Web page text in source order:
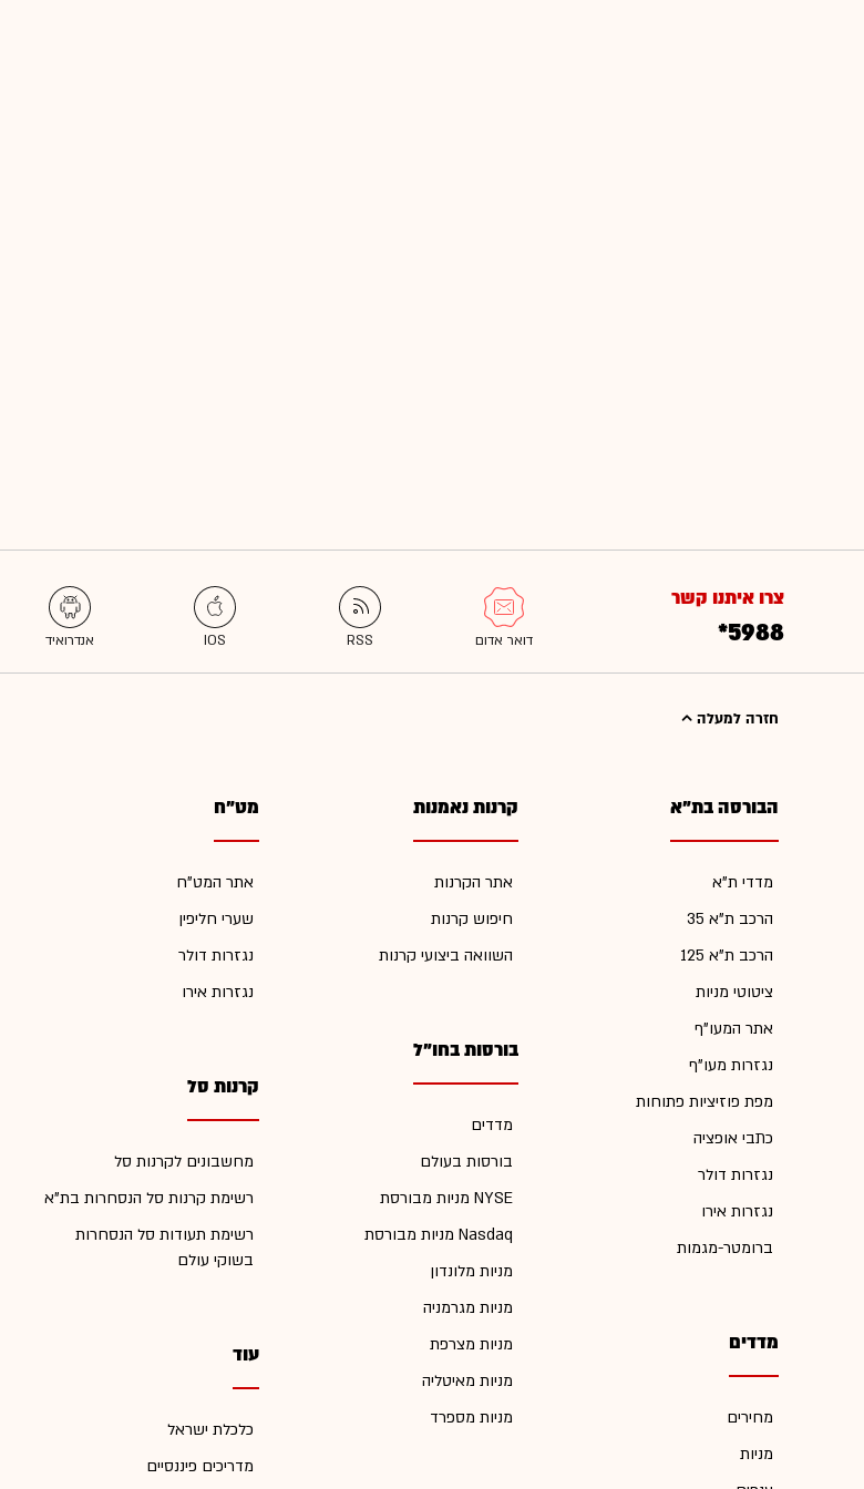
צרו איתנו קשר
*5988
חזרה למעלה
הבורסה בת"א
מדדי ת"א
הרכב ת"א 35
הרכב ת"א 125
ציטוטי מניות
אתר המעו"ף
נגזרות מעו"ף
מפת פוזיציות פתוחות
כתבי אופציה
נגזרות דולר
נגזרות אירו
ברומטר-מגמות
מדדים
מחירים
מניות
קרנות נאמנות
אתר הקרנות
חיפוש קרנות
השוואה ביצועי קרנות
בורסות בחו"ל
מדדים
בורסות בעולם
מניות מבורסת NYSE
מניות מבורסת Nasdaq
מניות מלונדון
מניות מגרמניה
מניות מצרפת
מניות מאיטליה
מניות מספרד
מט"ח
אתר המט"ח
שערי חליפין
נגזרות דולר
נגזרות אירו
קרנות סל
מחשבונים לקרנות סל
רשימת קרנות סל הנסחרות בת"א
רשימת תעודות סל הנסחרות
בשוקי עולם
עוד
כלכלת ישראל
מדריכים פיננסיים